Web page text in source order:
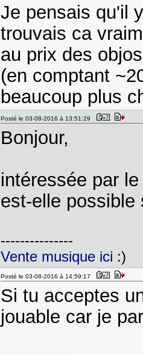
Je pensais qu'il
trouvais ca
au prix des
(en comptant
beaucoup plus
Posté le 03-08-2016 à 13:51:29
Bonjour,
intéressée par
est-elle possible
---------------
Vente musique ici :)
Posté le 03-08-2016 à 14:59:17
Si tu acceptes
jouable car je